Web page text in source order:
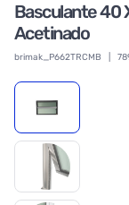
Basculante 40
Acetinado
brimak_P662TRCMB